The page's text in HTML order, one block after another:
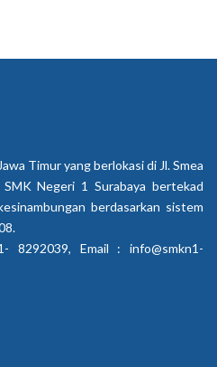
Timur yang berlokasi di Jl. Smea
Negeri 1 Surabaya bertekad
berdasarkan sistem
8292039, Email : info@smkn1-